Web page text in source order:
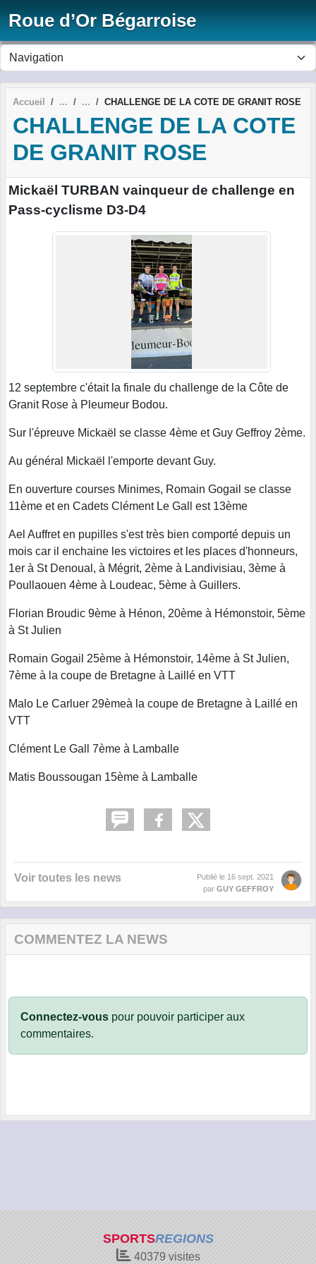
Roue d’Or Bégarroise
Accueil CHALLENGE DE LA COTE DE GRANIT ROSE
CHALLENGE DE LA COTE
DE GRANIT ROSE
Mickaël TURBAN vainqueur de challenge en
Pass-cyclisme D3-D4
12 septembre c'était la finale du challenge de la Côte de
Granit Rose à Pleumeur Bodou.
Sur l'épreuve Mickaël se classe 4ème et Guy Geffroy 2ème.
Au général Mickaël l'emporte devant Guy.
En ouverture courses Minimes, Romain Gogail se classe
11ème et en Cadets Clément Le Gall est 13ème
Ael Auffret en pupilles s'est très bien comporté depuis un
mois car il enchaine les victoires et les places d'honneurs,
1er à St Denoual, à Mégrit, 2ème à Landivisiau, 3ème à
Poullaouen 4ème à Loudeac, 5ème à Guillers.
Florian Broudic 9ème à Hénon, 20ème à Hémonstoir, 5ème
à St Julien
Romain Gogail 25ème à Hémonstoir, 14ème à St Julien,
7ème à la coupe de Bretagne à Laillé en VTT
Malo Le Carluer 29èmeà la coupe de Bretagne à Laillé en
VTT
Clément Le Gall 7ème à Lamballe
Matis Boussougan 15ème à Lamballe
Voir toutes les news Publié le 16 sept. 2021
par GUY GEFFROY
COMMENTEZ LA NEWS
Connectez-vous pour pouvoir participer aux
commentaires.
SPORTSREGIONS
40379 visites